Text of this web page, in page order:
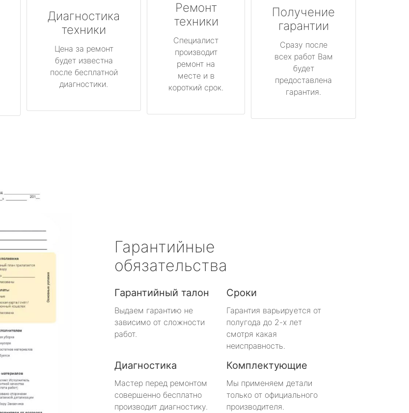
Диагностика
техники
Цена за ремонт
будет известна
после бесплатной
диагностики.
Ремонт
техники
Специалист
производит
ремонт на
месте и в
короткий срок.
Получение
гарантии
Сразу после
всех работ Вам
будет
предоставлена
гарантия.
Гарантийные
обязательства
Гарантийный талон
Выдаем гарантию не
зависимо от сложности
работ.
Сроки
Гарантия варьируется от
полугода до 2-х лет
смотря какая
неисправность.
Диагностика
Мастер перед ремонтом
совершенно бесплатно
производит диагностику.
Комплектующие
Мы применяем детали
только от официального
производителя.